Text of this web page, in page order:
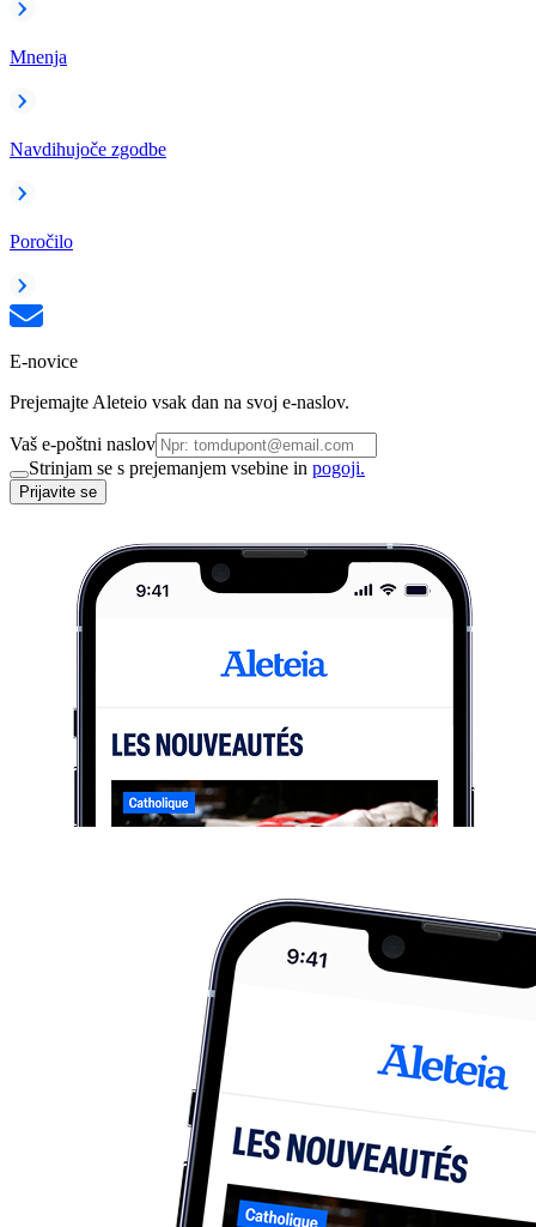
Mnenja
Navdihujoče zgodbe
Poročilo
E-novice
Prejemajte Aleteio vsak dan na svoj e-naslov.
Vaš e-poštni naslov
Strinjam se s prejemanjem vsebine in pogoji.
Prijavite se